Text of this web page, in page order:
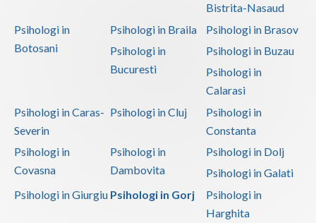
Bistrita-Nasaud
Psihologi in
Botosani
Psihologi in Braila
Psihologi in Brasov
Psihologi in
Bucuresti
Psihologi in Buzau
Psihologi in
Calarasi
Psihologi in Caras-
Severin
Psihologi in Cluj
Psihologi in
Constanta
Psihologi in
Covasna
Psihologi in
Dambovita
Psihologi in Dolj
Psihologi in Galati
Psihologi in Giurgiu Psihologi in Gorj
Psihologi in
Harghita